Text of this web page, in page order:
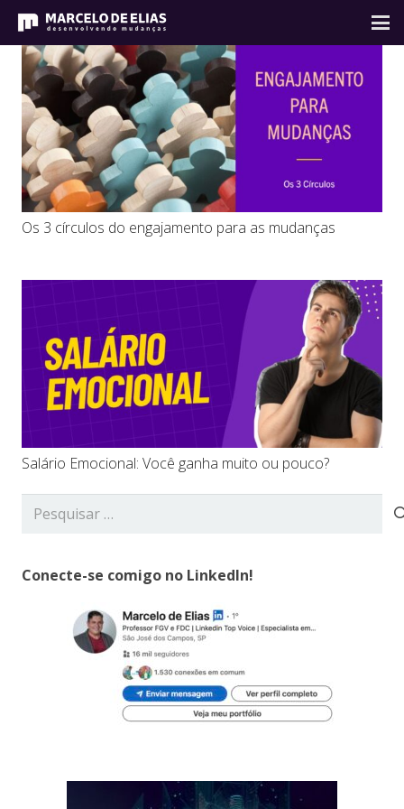
Os 3 círculos do engajamento para as mudanças
Salário Emocional: Você ganha muito ou pouco?
Pesquisar
Conecte-se comigo no LinkedIn!